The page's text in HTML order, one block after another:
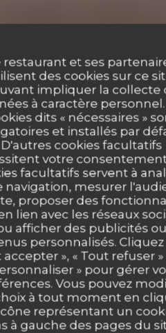
restaurant et ses
des cookies sur ce
impliquer la collecte
à caractère personnel.
dits « nécessaires »
et installés par
D'autres cookies facultatifs
votre
facultatifs servent à
navigation, mesurer
proposer des
lien avec les réseaux
afficher des publicités ou
personnalisés. Cliquez
accepter », « Tout refuser »
» pour gérer
Vous pouvez
à tout moment en
représentant un
à gauche des pages du
nos clients
2
5 Cuisine:4/5 Qualité / Prix: